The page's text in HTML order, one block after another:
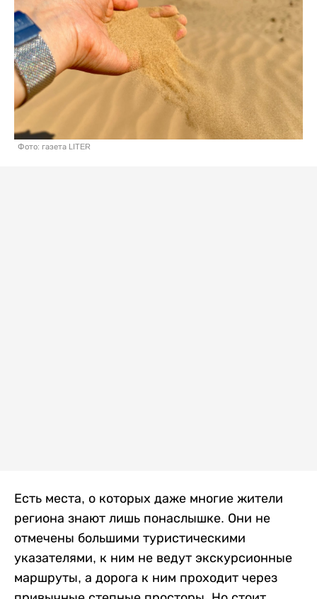
Фото: газета LITER
Есть места, о которых даже многие жители
региона знают лишь понаслышке. Они не
отмечены большими туристическими
указателями, к ним не ведут экскурсионные
маршруты, а дорога к ним проходит через